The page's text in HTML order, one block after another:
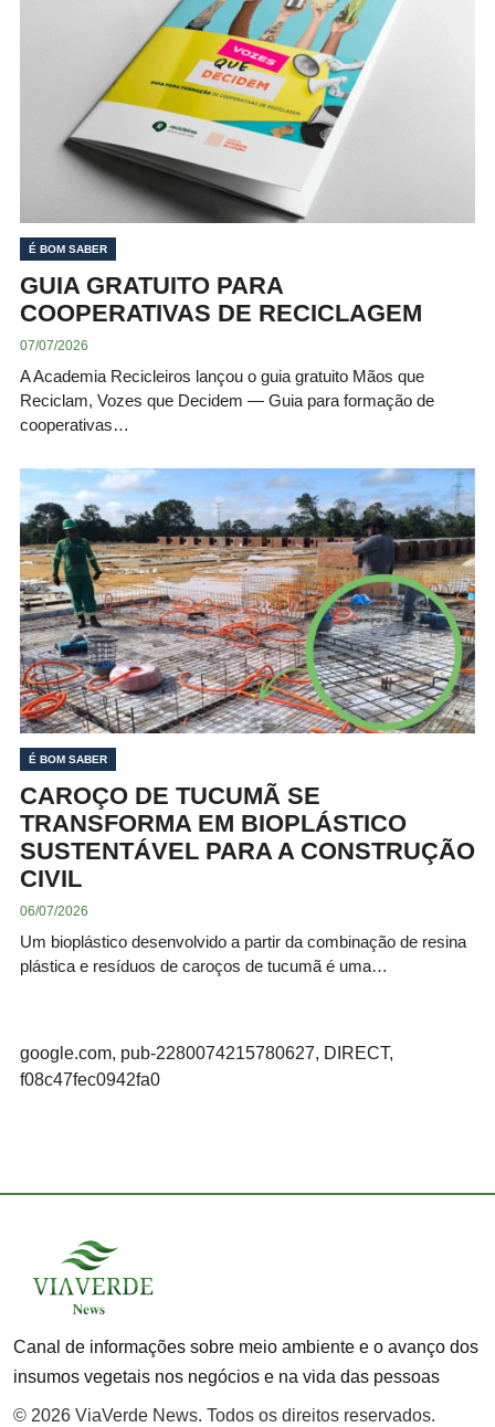
É BOM SABER
GUIA GRATUITO PARA
COOPERATIVAS DE RECICLAGEM
07/07/2026
A Academia Recicleiros lançou o guia gratuito Mãos que
Reciclam, Vozes que Decidem — Guia para formação de
cooperativas…
É BOM SABER
CAROÇO DE TUCUMÃ SE
TRANSFORMA EM BIOPLÁSTICO
SUSTENTÁVEL PARA A CONSTRUÇÃO
CIVIL
06/07/2026
Um bioplástico desenvolvido a partir da combinação de resina
plástica e resíduos de caroços de tucumã é uma…
google.com, pub-2280074215780627, DIRECT,
f08c47fec0942fa0
Canal de informações sobre meio ambiente e o avanço dos
insumos vegetais nos negócios e na vida das pessoas
© 2026 ViaVerde News. Todos os direitos reservados.